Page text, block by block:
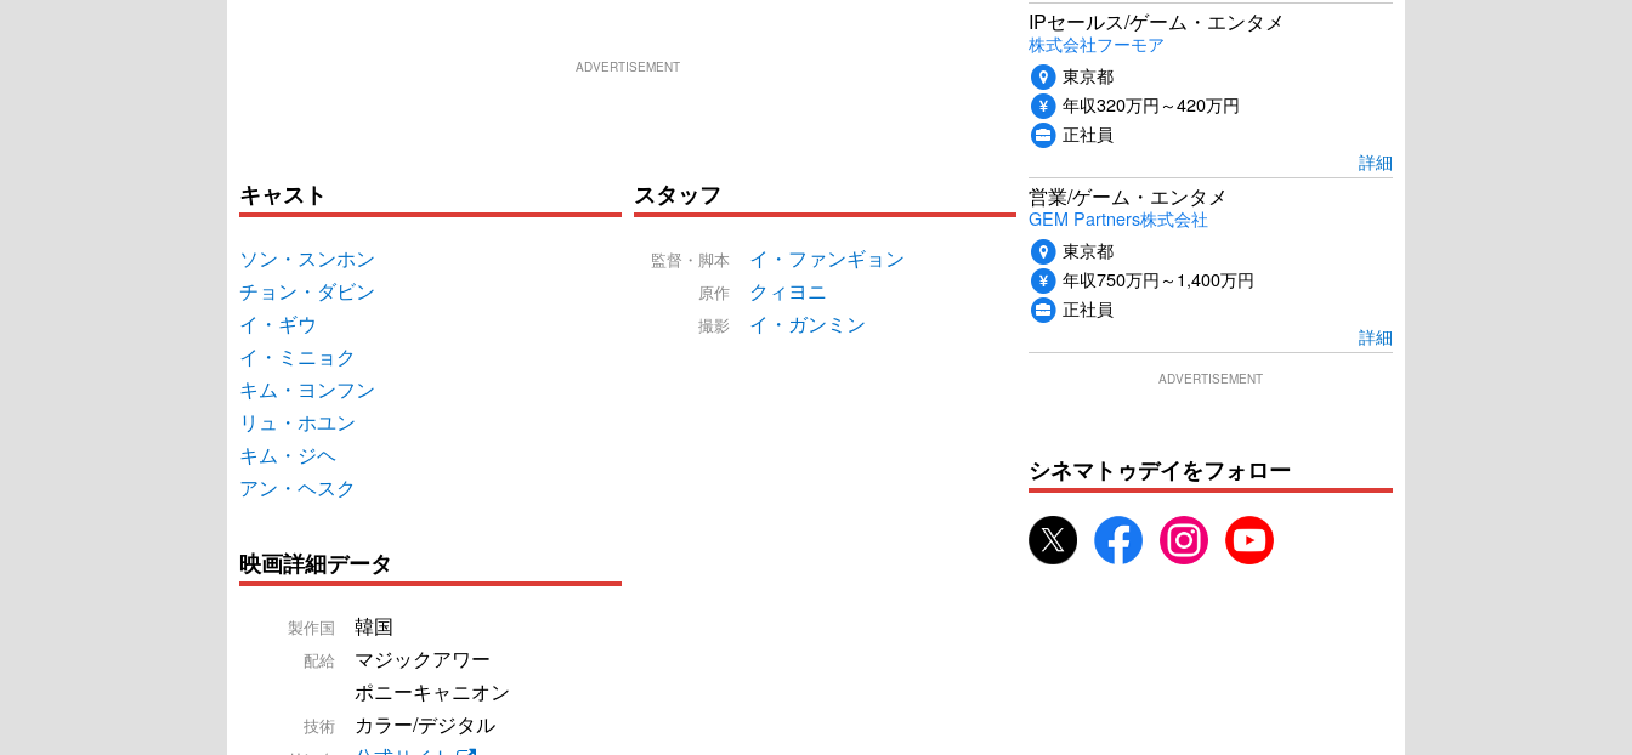
ADVERTISEMENT
キャスト
ソン・スンホン
チョン・ダビン
イ・ギウ
イ・ミニョク
キム・ヨンフン
リュ・ホユン
キム・ジヘ
アン・ヘスク
スタッフ
監督・脚本 イ・ファンギョン
原作 クィヨニ
撮影 イ・ガンミン
映画詳細データ
製作国 韓国
配給
マジックアワー
ポニーキャニオン
技術 カラー/デジタル
IPセールス/ゲーム・エンタメ
株式会社フーモア
東京都
年収320万円～420万円
正社員
詳細
営業/ゲーム・エンタメ
GEM Partners株式会社
東京都
年収750万円～1,400万円
正社員
詳細
ADVERTISEMENT
シネマトゥデイをフォロー